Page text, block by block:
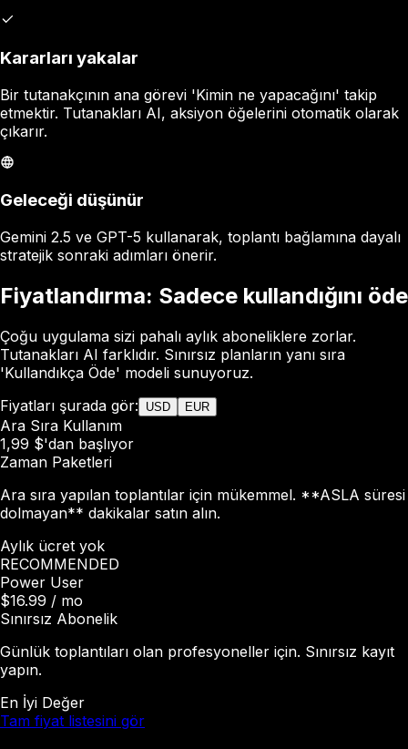
Kararları yakalar
Bir tutanakçının ana görevi 'Kimin ne yapacağını' takip
etmektir. Tutanakları AI, aksiyon öğelerini otomatik olarak
çıkarır.
Geleceği düşünür
Gemini 2.5 ve GPT-5 kullanarak, toplantı bağlamına dayalı
stratejik sonraki adımları önerir.
Fiyatlandırma: Sadece kullandığını öde
Çoğu uygulama sizi pahalı aylık aboneliklere zorlar.
Tutanakları AI farklıdır. Sınırsız planların yanı sıra
'Kullandıkça Öde' modeli sunuyoruz.
Fiyatları şurada gör:
USD EUR
Ara Sıra Kullanım
1,99 $'dan başlıyor
Zaman Paketleri
Ara sıra yapılan toplantılar için mükemmel. **ASLA süresi
dolmayan** dakikalar satın alın.
Aylık ücret yok
RECOMMENDED
Power User
$16.99 / mo
Sınırsız Abonelik
Günlük toplantıları olan profesyoneller için. Sınırsız kayıt
yapın.
En İyi Değer
Tam fiyat listesini gör